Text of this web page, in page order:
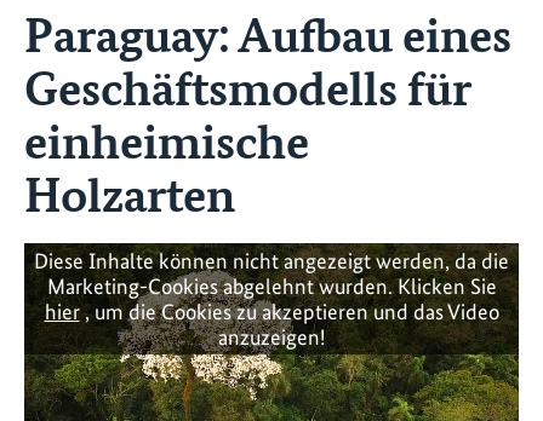
Paraguay: Aufbau eines
Geschäftsmodells für
einheimische
Holzarten
Diese Inhalte können nicht angezeigt werden, da die
Marketing-Cookies abgelehnt wurden. Klicken Sie
hier, um die Cookies zu akzeptieren und das Video
anzuzeigen!